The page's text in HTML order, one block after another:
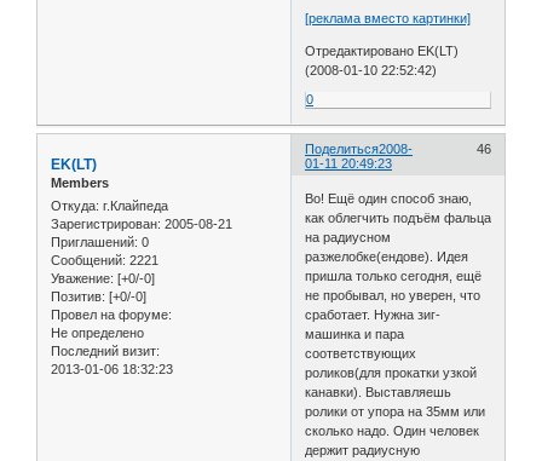
[реклама вместо картинки]
Отредактировано EK(LT)
(2008-01-10 22:52:42)
0
Поделиться 46
2008-
01-11 20:49:23
EK(LT)
Members
Откуда: г.Клайпеда
Зарегистрирован: 2005-08-21
Приглашений: 0
Сообщений: 2221
Уважение: [+0/-0]
Позитив: [+0/-0]
Провел на форуме:
Не определено
Последний визит:
2013-01-06 18:32:23
Во! Ещё один способ знаю,
как облегчить подъём фальца
на радиусном
разжелобке(ендове). Идея
пришла только сегодня, ещё
не пробывал, но уверен, что
сработает. Нужна зиг-
машинка и пара
соответствующих
роликов(для прокатки узкой
канавки). Выставляешь
ролики от упора на 35мм или
сколько надо. Один человек
держит радиусную